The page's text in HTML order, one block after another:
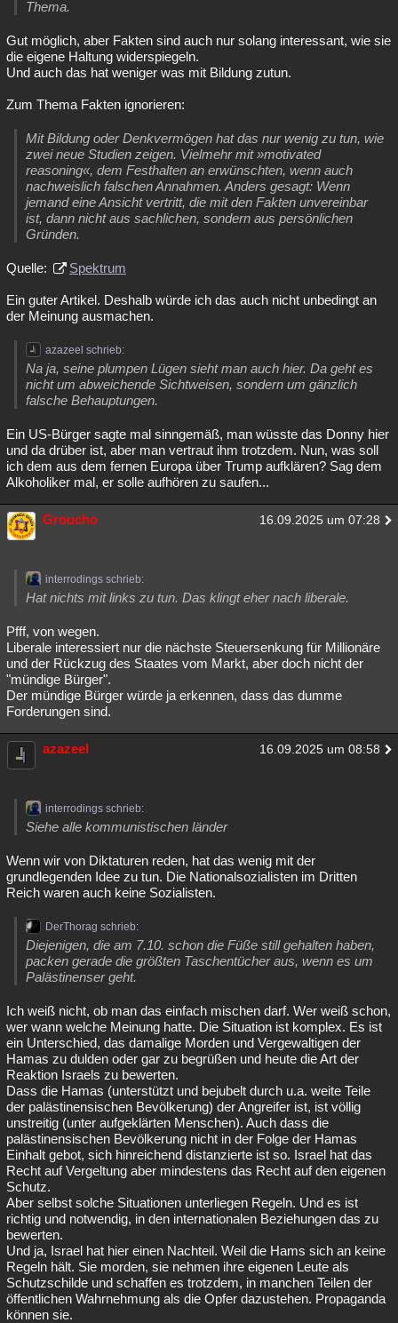
Thema.
Gut möglich, aber Fakten sind auch nur solang interessant, wie sie
die eigene Haltung widerspiegeln.
Und auch das hat weniger was mit Bildung zutun.
Zum Thema Fakten ignorieren:
Mit Bildung oder Denkvermögen hat das nur wenig zu tun, wie
zwei neue Studien zeigen. Vielmehr mit »motivated
reasoning«, dem Festhalten an erwünschten, wenn auch
nachweislich falschen Annahmen. Anders gesagt: Wenn
jemand eine Ansicht vertritt, die mit den Fakten unvereinbar
ist, dann nicht aus sachlichen, sondern aus persönlichen
Gründen.
Quelle: Spektrum
Ein guter Artikel. Deshalb würde ich das auch nicht unbedingt an
der Meinung ausmachen.
azazeel schrieb:
Na ja, seine plumpen Lügen sieht man auch hier. Da geht es
nicht um abweichende Sichtweisen, sondern um gänzlich
falsche Behauptungen.
Ein US-Bürger sagte mal sinngemäß, man wüsste das Donny hier
und da drüber ist, aber man vertraut ihm trotzdem. Nun, was soll
ich dem aus dem fernen Europa über Trump aufklären? Sag dem
Alkoholiker mal, er solle aufhören zu saufen...
Groucho 16.09.2025 um 07:28
interrodings schrieb:
Hat nichts mit links zu tun. Das klingt eher nach liberale.
Pfff, von wegen.
Liberale interessiert nur die nächste Steuersenkung für Millionäre
und der Rückzug des Staates vom Markt, aber doch nicht der
"mündige Bürger".
Der mündige Bürger würde ja erkennen, dass das dumme
Forderungen sind.
azazeel 16.09.2025 um 08:58
interrodings schrieb:
Siehe alle kommunistischen länder
Wenn wir von Diktaturen reden, hat das wenig mit der
grundlegenden Idee zu tun. Die Nationalsozialisten im Dritten
Reich waren auch keine Sozialisten.
DerThorag schrieb:
Diejenigen, die am 7.10. schon die Füße still gehalten haben,
packen gerade die größten Taschentücher aus, wenn es um
Palästinenser geht.
Ich weiß nicht, ob man das einfach mischen darf. Wer weiß schon,
wer wann welche Meinung hatte. Die Situation ist komplex. Es ist
ein Unterschied, das damalige Morden und Vergewaltigen der
Hamas zu dulden oder gar zu begrüßen und heute die Art der
Reaktion Israels zu bewerten.
Dass die Hamas (unterstützt und bejubelt durch u.a. weite Teile
der palästinensischen Bevölkerung) der Angreifer ist, ist völlig
unstreitig (unter aufgeklärten Menschen). Auch dass die
palästinensischen Bevölkerung nicht in der Folge der Hamas
Einhalt gebot, sich hinreichend distanzierte ist so. Israel hat das
Recht auf Vergeltung aber mindestens das Recht auf den eigenen
Schutz.
Aber selbst solche Situationen unterliegen Regeln. Und es ist
richtig und notwendig, in den internationalen Beziehungen das zu
bewerten.
Und ja, Israel hat hier einen Nachteil. Weil die Hams sich an keine
Regeln hält. Sie morden, sie nehmen ihre eigenen Leute als
Schutzschilde und schaffen es trotzdem, in manchen Teilen der
öffentlichen Wahrnehmung als die Opfer dazustehen. Propaganda
können sie.